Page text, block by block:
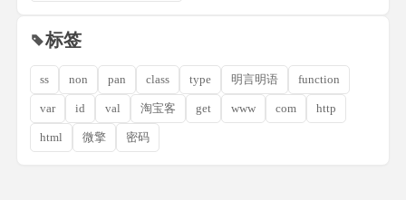
标签
ss non pan class type 明言明语 function
var id val 淘宝客 get www com http
html 微擎 密码